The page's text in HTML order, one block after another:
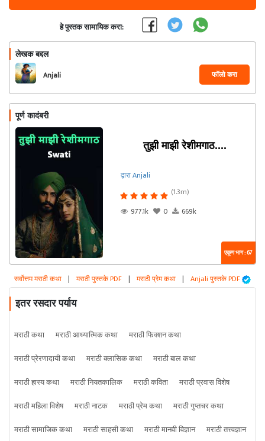
हे पुस्तक सामायिक करा:
लेखक बद्दल
Anjali फॉलो करा
पूर्ण कादंबरी
तुझी माझी रेशीमगाठ....
द्वारा Anjali
(1.3m)
977.1k
0 669k
एकूण भाग : 67
सर्वोत्तम मराठी कथा | मराठी पुस्तके PDF | मराठी प्रेम कथा | Anjali पुस्तके PDF
इतर रसदार पर्याय
मराठी कथा मराठी आध्यात्मिक कथा
मराठी फिक्शन कथा
मराठी प्रेरणादायी कथा
मराठी क्लासिक कथा
मराठी बाल कथा
मराठी हास्य कथा
मराठी नियतकालिक मराठी कविता
मराठी प्रवास विशेष
मराठी महिला विशेष
मराठी नाटक मराठी प्रेम कथा
मराठी गुप्तचर कथा
मराठी सामाजिक कथा
मराठी साहसी कथा मराठी मानवी विज्ञान मराठी तत्त्वज्ञान